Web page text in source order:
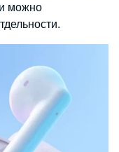
можно